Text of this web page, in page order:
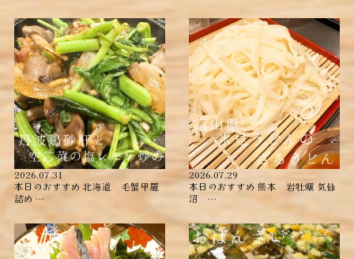
2026.07.31
本日のおすすめ ︎北海道 毛蟹甲羅
詰め ︎…
2026.07.29
本日のおすすめ ︎熊本 岩牡蠣 ︎気仙
沼 …